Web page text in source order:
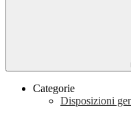
Categorie
Disposizioni